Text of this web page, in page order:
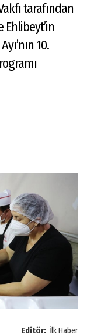
tarafından
Ehlibeyt’in
10.
Editör: İlk Haber